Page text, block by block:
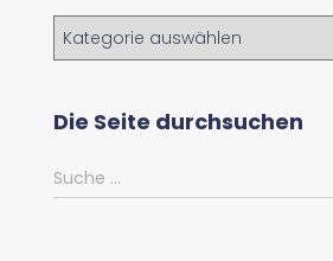
g
r
Die Seite durchsuchen
S
u
Suche …